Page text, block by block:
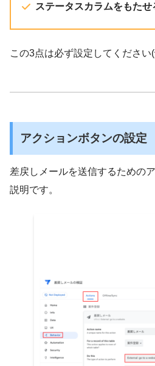
ステータスカラムをもたせ
この3点は必ず設定してください
アクションボタンの設定
差戻しメールを送信するための
説明です。